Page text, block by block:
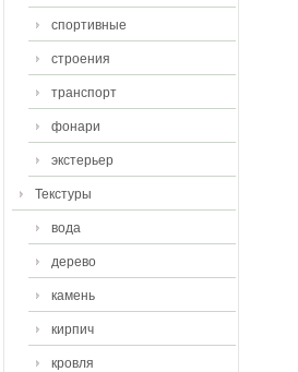
спортивные
строения
транспорт
фонари
экстерьер
Текстуры
вода
дерево
камень
кирпич
кровля